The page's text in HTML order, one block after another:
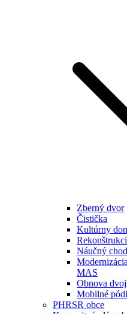
Zberný dvor
Čistička
Kultúrny
Náučný
MAS
Obnova
Mobilné
PHRSR obce